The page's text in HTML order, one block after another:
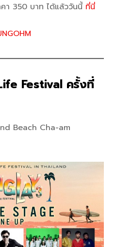
า 350 บาท ได้แล้ววันนี้ ที่นี่
Festival ครั้งที่
Beach Cha-am